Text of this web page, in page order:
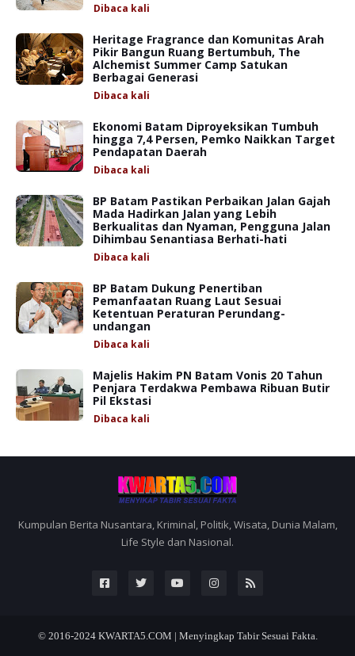
Dibaca kali
Heritage Fragrance dan Komunitas Arah
Pikir Bangun Ruang Bertumbuh, The
Alchemist Summer Camp Satukan
Berbagai Generasi
Dibaca kali
Ekonomi Batam Diproyeksikan Tumbuh
hingga 7,4 Persen, Pemko Naikkan Target
Pendapatan Daerah
Dibaca kali
BP Batam Pastikan Perbaikan Jalan Gajah
Mada Hadirkan Jalan yang Lebih
Berkualitas dan Nyaman, Pengguna Jalan
Dihimbau Senantiasa Berhati-hati
Dibaca kali
BP Batam Dukung Penertiban
Pemanfaatan Ruang Laut Sesuai
Ketentuan Peraturan Perundang-
undangan
Dibaca kali
Majelis Hakim PN Batam Vonis 20 Tahun
Penjara Terdakwa Pembawa Ribuan Butir
Pil Ekstasi
Dibaca kali
Kumpulan Berita Nusantara, Kriminal, Politik, Wisata, Dunia Malam,
Life Style dan Nasional.
© 2016-2024 KWARTA5.COM | Menyingkap Tabir Sesuai Fakta.